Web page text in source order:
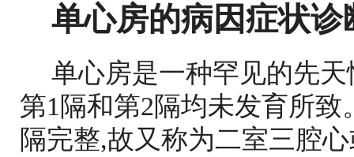
单心房的病因症状诊
单心房是一种罕见的先
第1隔和第2隔均未发育所
隔完整,故又称为二室三腔